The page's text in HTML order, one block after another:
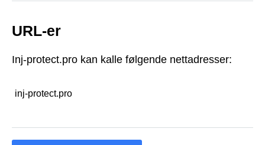
URL-er
Inj-protect.pro kan kalle følgende nettadresser:
inj-protect.pro